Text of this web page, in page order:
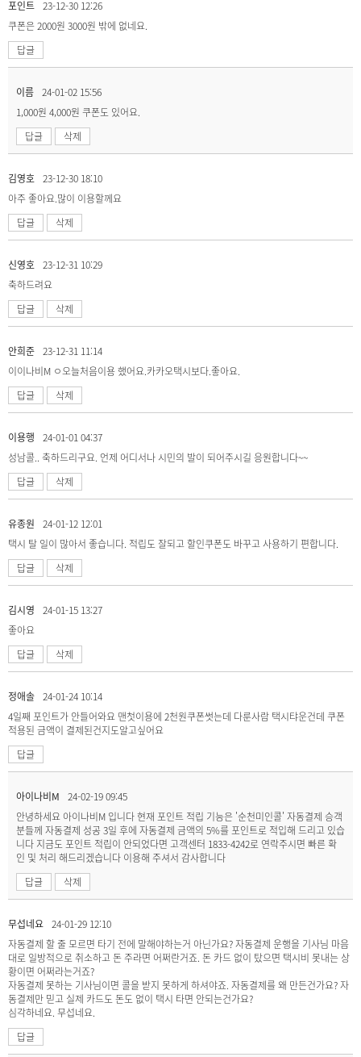
포인트 23-12-30 12:26
쿠폰은 2000원 3000원 밖에 없네요.
답글
이름 24-01-02 15:56
1,000원 4,000원 쿠폰도 있어요.
답글
삭제
김영호 23-12-30 18:10
아주 좋아요.많이 이용할께요
답글
삭제
신영호 23-12-31 10:29
축하드려요
답글
삭제
안희준 23-12-31 11:14
이이나비M ㅇ오늘처음이용 했어요.카카오택시보다.좋아요.
답글
삭제
이용행
24-01-01 04:37
성남콜.. 축하드리구요. 언제 어디서나 시민의 발이 되어주시길 응원합니다~~
답글
삭제
유종원
24-01-12 12:01
택시 탈 일이 많아서 좋습니다. 적립도 잘되고 할인쿠폰도 바꾸고 사용하기 편합니다.
답글
삭제
김시영
24-01-15 13:27
좋아요
답글
삭제
정애솔 24-01-24 10:14
4일째 포인트가 안들어와요 맨첫이용에 2천원쿠폰썻는데 다룬사람 택시탸운건데 쿠폰
적용된 금액이 결제된건지도알고싶어요
답글
아이나비M
24-02-19 09:45
안녕하세요 아이나비M 입니다 현재 포인트 적립 기능은 '순천미인콜' 자동결제 승객
분들께 자동결제 성공 3일 후에 자동결제 금액의 5%를 포인트로 적입해 드리고 있습
니다 지금도 포인트 적립이 안되었다면 고객센터 1833-4242로 연락주시면 빠른 확
인 및 처리 해드리겠습니다 이용해 주셔서 감사합니다
답글
삭제
무섭네요 24-01-29 12:10
자동결제 할 줄 모르면 타기 전에 말해야하는거 아닌가요? 자동결제 운행을 기사님 마음
대로 일방적으로 취소하고 돈 주라면 어쩌란거죠. 돈 카드 없이 탔으면 택시비 못내는 상
황이면 어쩌라는거죠?
자동결제 못하는 기사님이면 콜을 받지 못하게 하셔야죠. 자동결제를 왜 만든건가요? 자
동결제만 믿고 실제 카드도 돈도 없이 택시 타면 안되는건가요?
심각하네요. 무섭네요.
답글